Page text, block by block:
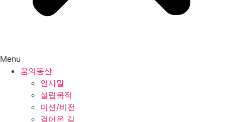
Menu
꿈의동산
인사말
설립목적
미션/비전
걸어온 길